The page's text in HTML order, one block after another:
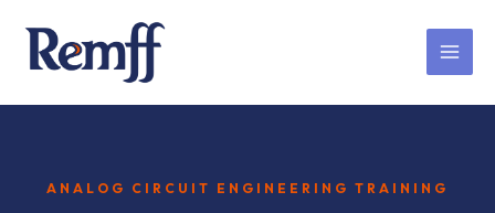
ANALOG CIRCUIT ENGINEERING TRAINING